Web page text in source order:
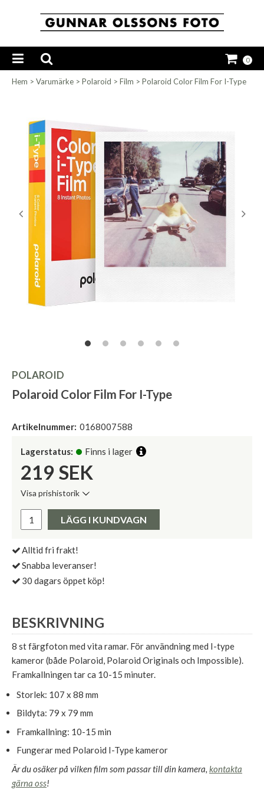
0
Hem > Varumärke > Polaroid > Film > Polaroid Color Film For I-Type
POLAROID
Polaroid Color Film For I-Type
Artikelnummer: 0168007588
Lagerstatus: Finns i lager
219 SEK
Visa prishistorik
Pris:
LÄGG I KUNDVAGN
Alltid fri frakt!
Snabba leveranser!
30 dagars öppet köp!
BESKRIVNING
8 st färgfoton med vita ramar. För användning med I-type
kameror (både Polaroid, Polaroid Originals och Impossible).
Framkallningen tar ca 10-15 minuter.
Storlek: 107 x 88 mm
Bildyta: 79 x 79 mm
Framkallning: 10-15 min
Fungerar med Polaroid I-Type kameror
Är du osäker på vilken film som passar till din kamera, kontakta
gärna oss!